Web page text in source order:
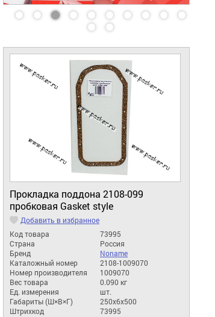
Прокладка поддона 2108-099
пробковая Gasket style
Добавить в избранное
Код товара
73995
Страна
Россия
Бренд
Noname
Каталожный номер
2108-1009070
Номер производителя
1009070
Вес товара
0.090 кг
Ед. измерения
шт.
Габариты (Ш×В×Г)
250x6x500
Штрихкод
73995